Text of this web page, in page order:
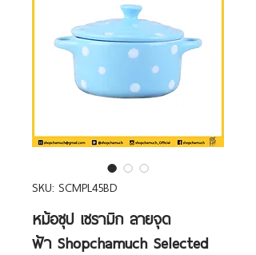
SKU: SCMPL45BD
หม้อซุป เซรามิก ลายจุด
ฟ้า Shopchamuch Selected